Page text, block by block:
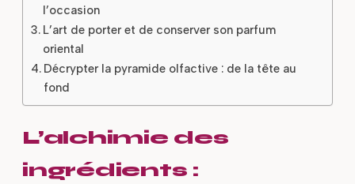
l’occasion
L’art de porter et de conserver son parfum
oriental
Décrypter la pyramide olfactive : de la tête au
fond
L’alchimie des
ingrédients :